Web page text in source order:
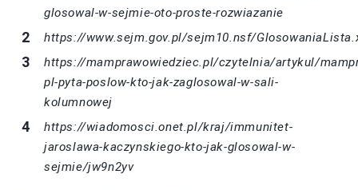
glosowal-w-sejmie-oto-proste-rozwiazanie
https://www.sejm.gov.pl/sejm10.nsf/
https://mamprawowiedziec.pl/czytelnia/artykul/
pl-pyta-poslow-kto-jak-zaglosowal-w-sali-
kolumnowej
https://wiadomosci.onet.pl/kraj/immunitet-
jaroslawa-kaczynskiego-kto-jak-glosowal-w-
sejmie/jw9n2yv